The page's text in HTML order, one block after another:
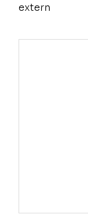
extern